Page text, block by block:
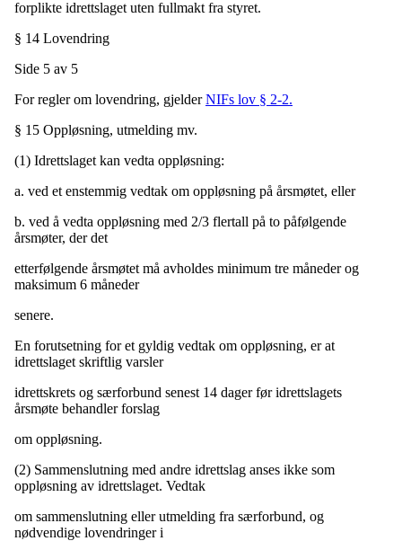
forplikte idrettslaget uten fullmakt fra styret.
§ 14 Lovendring
Side 5 av 5
For regler om lovendring, gjelderNIFs lov § 2-2.
§ 15 Oppløsning, utmelding mv.
(1) Idrettslaget kan vedta oppløsning:
a. ved et enstemmig vedtak om oppløsning på årsmøtet, eller
b. ved å vedta oppløsning med 2/3 flertall på to påfølgende
årsmøter, der det
etterfølgende årsmøtet må avholdes minimum tre måneder og
maksimum 6 måneder
senere.
En forutsetning for et gyldig vedtak om oppløsning, er at
idrettslaget skriftlig varsler
idrettskrets og særforbund senest 14 dager før idrettslagets
årsmøte behandler forslag
om oppløsning.
(2) Sammenslutning med andre idrettslag anses ikke som
oppløsning av idrettslaget. Vedtak
om sammenslutning eller utmelding fra særforbund, og
nødvendige lovendringer i